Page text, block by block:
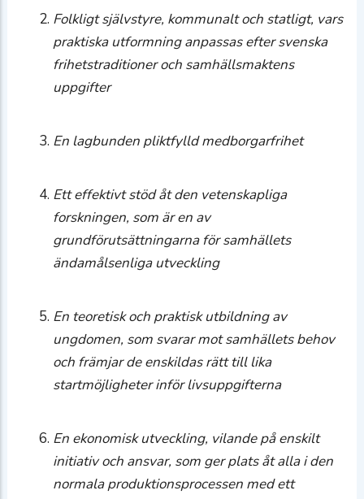
Folkligt självstyre, kommunalt och statligt, vars
praktiska utformning anpassas efter svenska
frihetstraditioner och samhällsmaktens
uppgifter
En lagbunden pliktfylld medborgarfrihet
Ett effektivt stöd åt den vetenskapliga
forskningen, som är en av
grundförutsättningarna för samhällets
ändamålsenliga utveckling
En teoretisk och praktisk utbildning av
ungdomen, som svarar mot samhällets behov
och främjar de enskildas rätt till lika
startmöjligheter inför livsuppgifterna
En ekonomisk utveckling, vilande på enskilt
initiativ och ansvar, som ger plats åt alla i den
normala produktionsprocessen med ett